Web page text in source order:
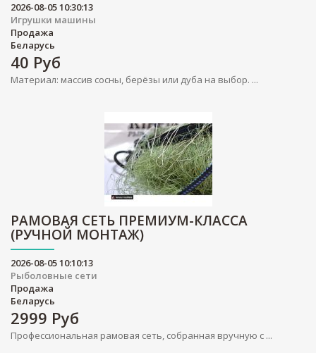
2026-08-05 10:30:13
Игрушки машины
Продажа
Беларусь
40 Руб
Материал: массив сосны, берёзы или дуба на выбор. ...
РАМОВАЯ СЕТЬ ПРЕМИУМ-КЛАССА
(РУЧНОЙ МОНТАЖ)
2026-08-05 10:10:13
Рыболовные сети
Продажа
Беларусь
2999 Руб
Профессиональная рамовая сеть, собранная вручную с ...